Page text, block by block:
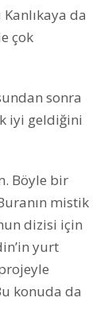
da
çok
sonra
iyi geldiğini
Böyle bir
mistik
dizisi için
yurt
konuda da